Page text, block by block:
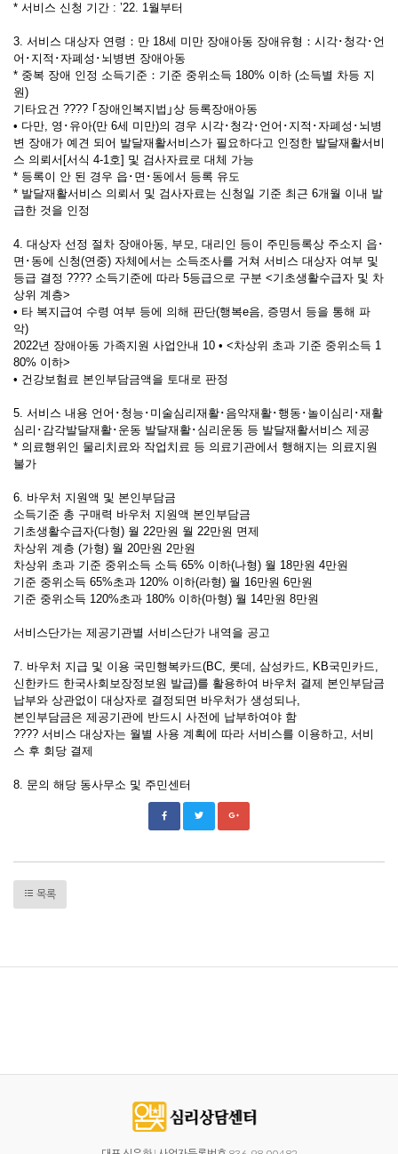
* 서비스 신청 기간 : ʼ22. 1월부터
3. 서비스 대상자 연령：만 18세 미만 장애아동 장애유형：시각･청각･언
어･지적･자폐성･뇌병변 장애아동
* 중복 장애 인정 소득기준：기준 중위소득 180% 이하 (소득별 차등 지
원)
기타요건 ???? ｢장애인복지법｣상 등록장애아동
• 다만, 영･유아(만 6세 미만)의 경우 시각･청각･언어･지적･자폐성･뇌병
변 장애가 예견 되어 발달재활서비스가 필요하다고 인정한 발달재활서비
스 의뢰서[서식 4-1호] 및 검사자료로 대체 가능
* 등록이 안 된 경우 읍･면･동에서 등록 유도
* 발달재활서비스 의뢰서 및 검사자료는 신청일 기준 최근 6개월 이내 발
급한 것을 인정
4. 대상자 선정 절차 장애아동, 부모, 대리인 등이 주민등록상 주소지 읍･
면･동에 신청(연중) 자체에서는 소득조사를 거쳐 서비스 대상자 여부 및
등급 결정 ???? 소득기준에 따라 5등급으로 구분 <기초생활수급자 및 차
상위 계층>
• 타 복지급여 수령 여부 등에 의해 판단(행복e음, 증명서 등을 통해 파
악)
2022년 장애아동 가족지원 사업안내 10 • <차상위 초과 기준 중위소득 1
80% 이하>
• 건강보험료 본인부담금액을 토대로 판정
5. 서비스 내용 언어･청능･미술심리재활･음악재활･행동･놀이심리･재활
심리･감각발달재활･운동 발달재활･심리운동 등 발달재활서비스 제공
* 의료행위인 물리치료와 작업치료 등 의료기관에서 행해지는 의료지원
불가
6. 바우처 지원액 및 본인부담금
소득기준 총 구매력 바우처 지원액 본인부담금
기초생활수급자(다형) 월 22만원 월 22만원 면제
차상위 계층 (가형) 월 20만원 2만원
차상위 초과 기준 중위소득 소득 65% 이하(나형) 월 18만원 4만원
기준 중위소득 65%초과 120% 이하(라형) 월 16만원 6만원
기준 중위소득 120%초과 180% 이하(마형) 월 14만원 8만원
서비스단가는 제공기관별 서비스단가 내역을 공고
7. 바우처 지급 및 이용 국민행복카드(BC, 롯데, 삼성카드, KB국민카드,
신한카드 한국사회보장정보원 발급)를 활용하여 바우처 결제 본인부담금
납부와 상관없이 대상자로 결정되면 바우처가 생성되나,
본인부담금은 제공기관에 반드시 사전에 납부하여야 함
???? 서비스 대상자는 월별 사용 계획에 따라 서비스를 이용하고, 서비
스 후 회당 결제
8. 문의 해당 동사무소 및 주민센터
목록